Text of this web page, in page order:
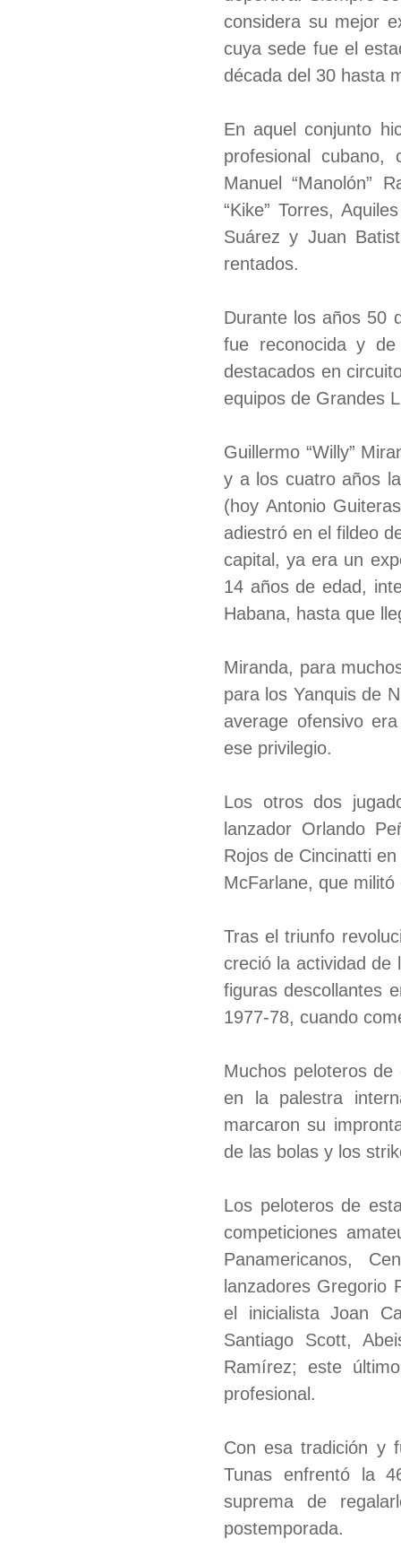
considera su mejor
cuya sede fue el
década del 30 hasta
En aquel conjunto
profesional cubano,
Manuel “Manolón”
“Kike” Torres,
Suárez y Juan
rentados.
Durante los años 50
fue reconocida y de
destacados en
equipos de Grandes
Guillermo “Willy”
y a los cuatro años
(hoy Antonio
adiestró en el fildeo
capital, ya era un
14 años de edad,
Habana, hasta que
Miranda, para
para los Yanquis de
average ofensivo
ese privilegio.
Los otros dos
lanzador Orlando
Rojos de Cincinatti
McFarlane, que
Tras el triunfo
creció la actividad de
figuras descollantes
1977-78, cuando
Muchos peloteros
en la palestra
marcaron su
de las bolas y los
Los peloteros de
competiciones
Panamericanos,
lanzadores Gregorio
el inicialista Joan
Santiago Scott,
Ramírez; este
profesional.
Con esa tradición y
Tunas enfrentó la
suprema de
postemporada.